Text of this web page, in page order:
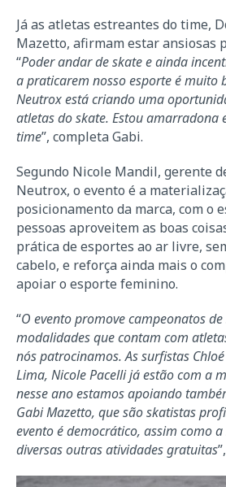
Já as atletas estreantes do time,
Mazetto, afirmam estar ansiosas
“Poder andar de skate e ainda
a praticarem nosso esporte é muito
Neutrox está criando uma
atletas do skate. Estou amarradona
time”, completa Gabi.
Segundo Nicole Mandil, gerente
Neutrox, o evento é a
posicionamento da marca, com o
pessoas aproveitem as boas
prática de esportes ao ar livre,
cabelo, e reforça ainda mais o
apoiar o esporte feminino.
“O evento promove campeonatos
modalidades que contam com
nós patrocinamos. As surfistas
Lima, Nicole Pacelli já estão com a
nesse ano estamos apoiando
Gabi Mazetto, que são skatistas
evento é democrático, assim como
diversas outras atividades gratuitas